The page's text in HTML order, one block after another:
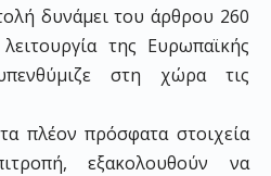
δυνάμει του άρθρου 260
της Ευρωπαϊκής
στη χώρα τις
πλέον πρόσφατα στοιχεία
εξακολουθούν να